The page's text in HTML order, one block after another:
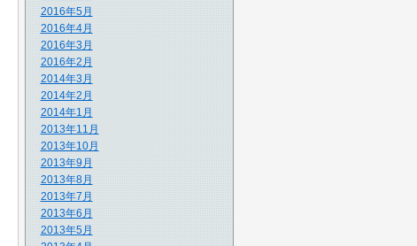
2016年5月
2016年4月
2016年3月
2016年2月
2014年3月
2014年2月
2014年1月
2013年11月
2013年10月
2013年9月
2013年8月
2013年7月
2013年6月
2013年5月